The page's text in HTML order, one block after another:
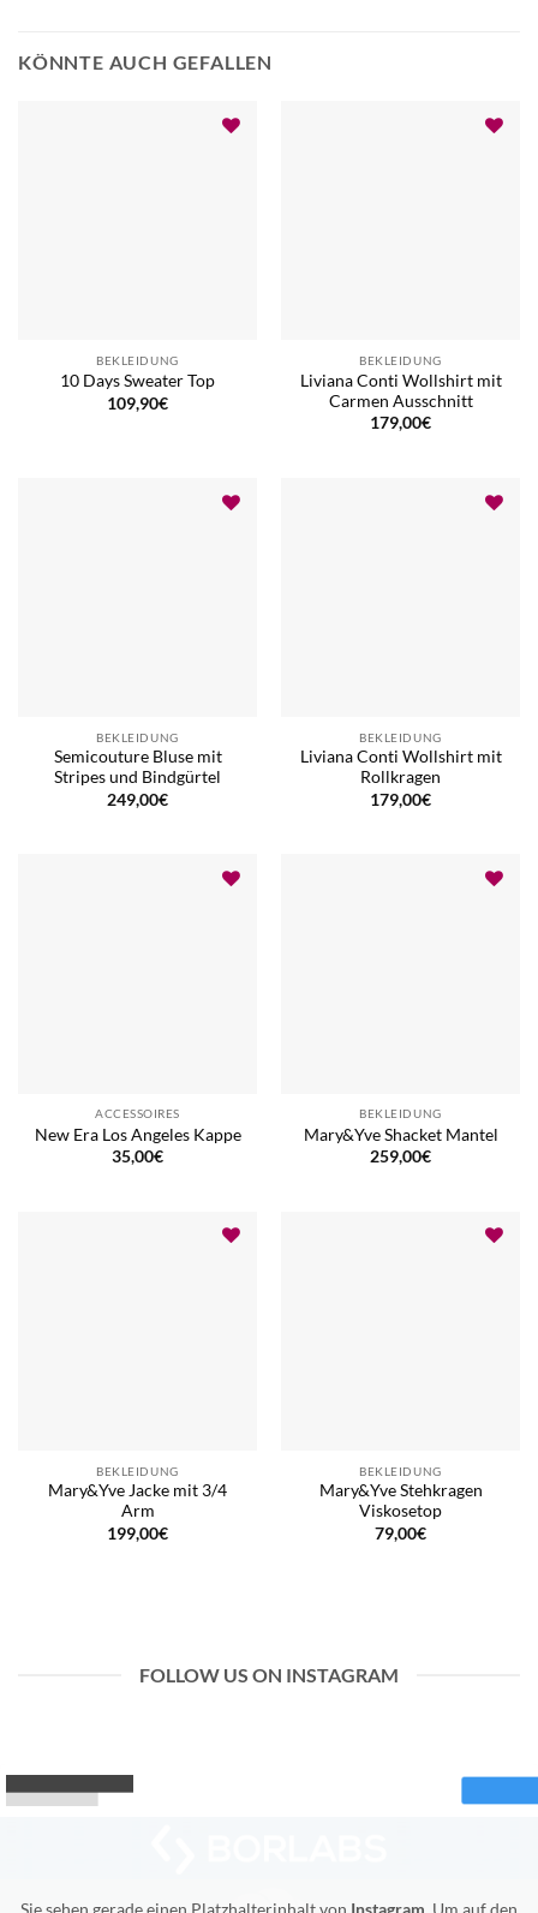
KÖNNTE AUCH GEFALLEN
BEKLEIDUNG
10 Days Sweater Top
109,90€
BEKLEIDUNG
Liviana Conti Wollshirt mit
Carmen Ausschnitt
179,00€
BEKLEIDUNG
Semicouture Bluse mit
Stripes und Bindgürtel
249,00€
BEKLEIDUNG
Liviana Conti Wollshirt mit
Rollkragen
179,00€
ACCESSOIRES
New Era Los Angeles Kappe
35,00€
BEKLEIDUNG
Mary&Yve Shacket Mantel
259,00€
BEKLEIDUNG
Mary&Yve Jacke mit 3/4
Arm
199,00€
BEKLEIDUNG
Mary&Yve Stehkragen
Viskosetop
79,00€
FOLLOW US ON INSTAGRAM